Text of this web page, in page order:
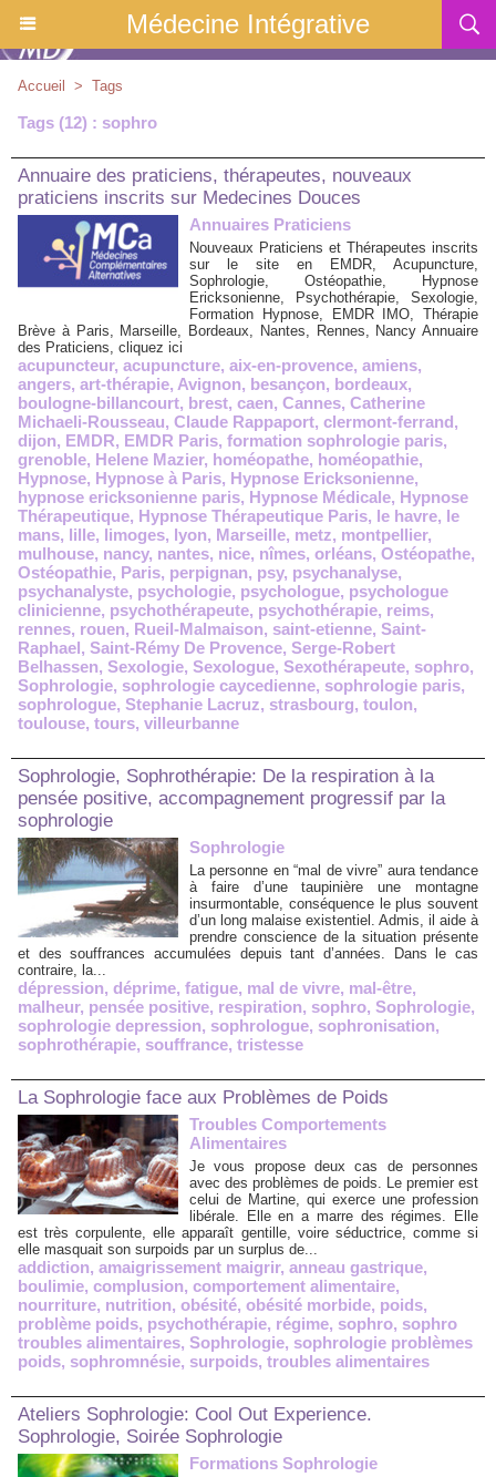
Médecine Intégrative
Accueil > Tags
Tags (12) : sophro
Annuaire des praticiens, thérapeutes, nouveaux
praticiens inscrits sur Medecines Douces
Annuaires Praticiens
Nouveaux Praticiens et Thérapeutes inscrits
sur le site en EMDR, Acupuncture,
Sophrologie, Ostéopathie, Hypnose
Ericksonienne, Psychothérapie, Sexologie,
Formation Hypnose, EMDR IMO, Thérapie
Brève à Paris, Marseille, Bordeaux, Nantes, Rennes, Nancy Annuaire
des Praticiens, cliquez ici
acupuncteur, acupuncture, aix-en-provence, amiens,
angers, art-thérapie, Avignon, besançon, bordeaux,
boulogne-billancourt, brest, caen, Cannes, Catherine
Michaeli-Rousseau, Claude Rappaport, clermont-ferrand,
dijon, EMDR, EMDR Paris, formation sophrologie paris,
grenoble, Helene Mazier, homéopathe, homéopathie,
Hypnose, Hypnose à Paris, Hypnose Ericksonienne,
hypnose ericksonienne paris, Hypnose Médicale, Hypnose
Thérapeutique, Hypnose Thérapeutique Paris, le havre, le
mans, lille, limoges, lyon, Marseille, metz, montpellier,
mulhouse, nancy, nantes, nice, nîmes, orléans, Ostéopathe,
Ostéopathie, Paris, perpignan, psy, psychanalyse,
psychanalyste, psychologie, psychologue, psychologue
clinicienne, psychothérapeute, psychothérapie, reims,
rennes, rouen, Rueil-Malmaison, saint-etienne, Saint-
Raphael, Saint-Rémy De Provence, Serge-Robert
Belhassen, Sexologie, Sexologue, Sexothérapeute, sophro,
Sophrologie, sophrologie caycedienne, sophrologie paris,
sophrologue, Stephanie Lacruz, strasbourg, toulon,
toulouse, tours, villeurbanne
Sophrologie, Sophrothérapie: De la respiration à la
pensée positive, accompagnement progressif par la
sophrologie
Sophrologie
La personne en “mal de vivre” aura tendance
à faire d’une taupinière une montagne
insurmontable, conséquence le plus souvent
d’un long malaise existentiel. Admis, il aide à
prendre conscience de la situation présente
et des souffrances accumulées depuis tant d’années. Dans le cas
contraire, la...
dépression, déprime, fatigue, mal de vivre, mal-être,
malheur, pensée positive, respiration, sophro, Sophrologie,
sophrologie depression, sophrologue, sophronisation,
sophrothérapie, souffrance, tristesse
La Sophrologie face aux Problèmes de Poids
Troubles Comportements
Alimentaires
Je vous propose deux cas de personnes
avec des problèmes de poids. Le premier est
celui de Martine, qui exerce une profession
libérale. Elle en a marre des régimes. Elle
est très corpulente, elle apparaît gentille, voire séductrice, comme si
elle masquait son surpoids par un surplus de...
addiction, amaigrissement maigrir, anneau gastrique,
boulimie, complusion, comportement alimentaire,
nourriture, nutrition, obésité, obésité morbide, poids,
problème poids, psychothérapie, régime, sophro, sophro
troubles alimentaires, Sophrologie, sophrologie problèmes
poids, sophromnésie, surpoids, troubles alimentaires
Ateliers Sophrologie: Cool Out Experience.
Sophrologie, Soirée Sophrologie
Formations Sophrologie